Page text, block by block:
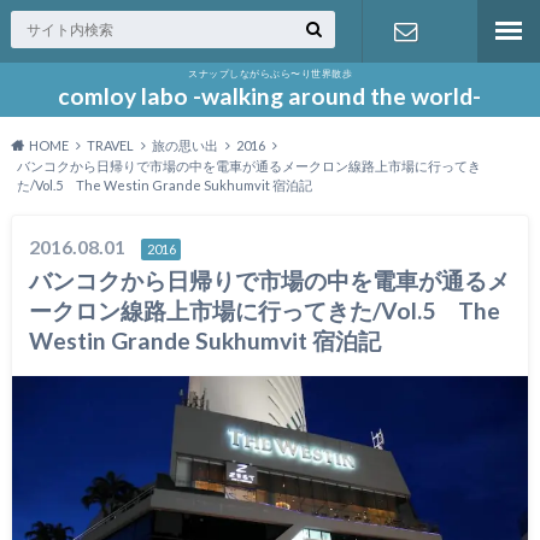
スナップしながらぶら〜り世界散歩
comloy labo -walking around the world-
お問い合わ
HOME TRAVEL 旅の思い出
2016
バンコクから日帰りで市場の中を電車が通るメークロン線路上市場に行ってき
た/Vol.5 The Westin Grande Sukhumvit 宿泊記
2016.08.01 2016
バンコクから日帰りで市場の中を電車が通るメ
ークロン線路上市場に行ってきた/Vol.5 The
Westin Grande Sukhumvit 宿泊記